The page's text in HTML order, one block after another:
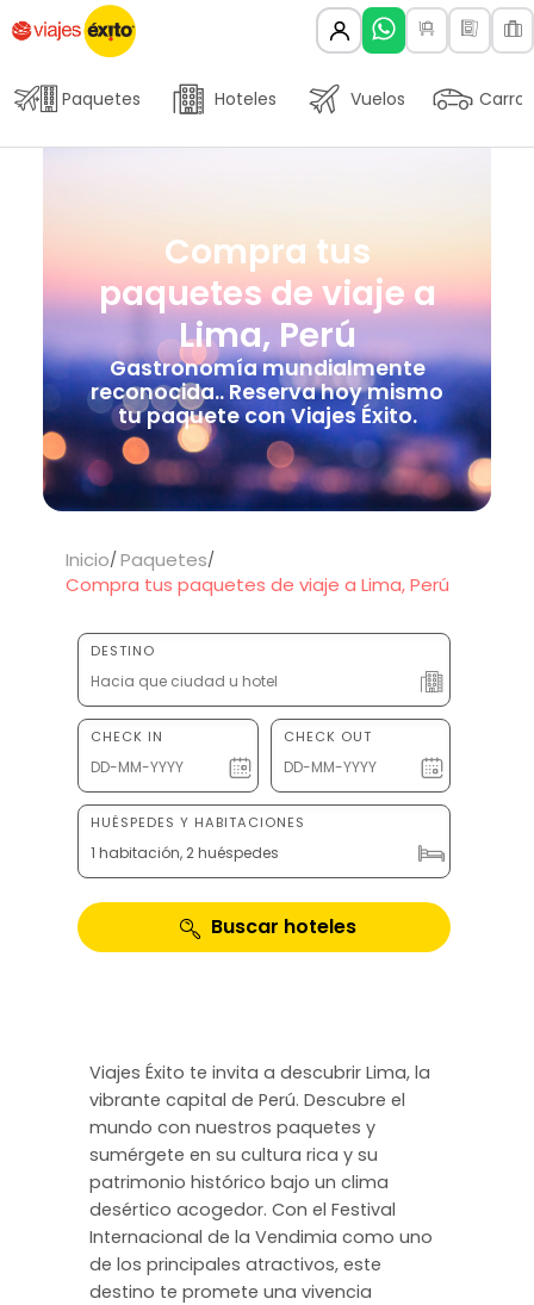
Paquetes Hoteles Vuelos Carros
Compra tus
paquetes de viaje a
Lima, Perú
Gastronomía mundialmente
reconocida.. Reserva hoy mismo
tu paquete con Viajes Éxito.
Inicio Paquetes
Compra tus paquetes de viaje a Lima, Perú
DESTINO
CHECK IN CHECK OUT
HUÉSPEDES Y HABITACIONES
1 habitación, 2 huéspedes
Buscar hoteles
Viajes Éxito te invita a descubrir Lima, la
vibrante capital de Perú. Descubre el
mundo con nuestros paquetes y
sumérgete en su cultura rica y su
patrimonio histórico bajo un clima
desértico acogedor. Con el Festival
Internacional de la Vendimia como uno
de los principales atractivos, este
destino te promete una vivencia